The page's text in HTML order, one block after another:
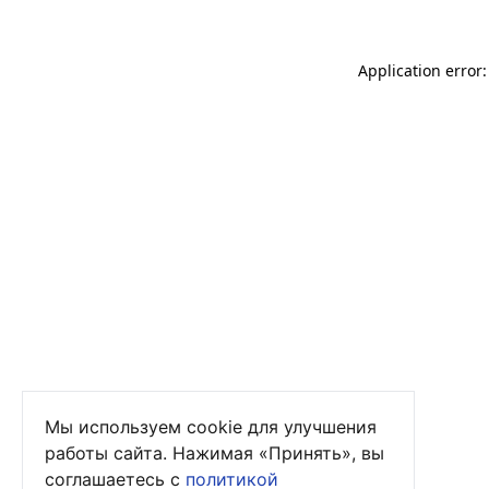
Application
Мы используем cookie для улучшения
работы сайта. Нажимая «Принять», вы
соглашаетесь с политикой